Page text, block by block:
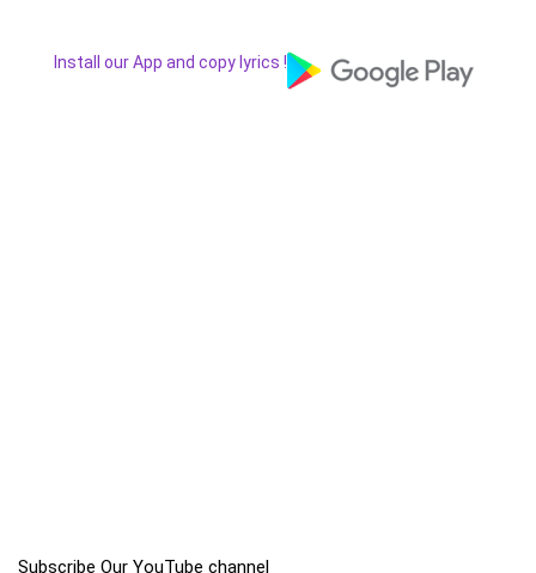
Install our App and copy lyrics !
Subscribe Our YouTube channel